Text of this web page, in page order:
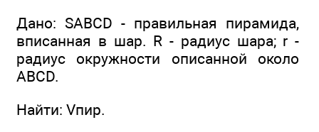
Дано: SABCD - правильная пирамида,
вписанная в шар. R - радиус шара; r -
радиус окружности описанной около
ABCD.
Найти: Vпир.